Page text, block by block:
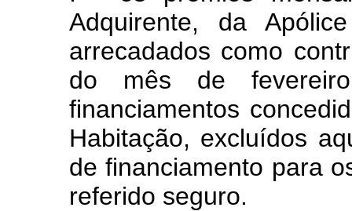
Adquirente, da
arrecadados como
do mês de
financiamentos
Habitação, excluídos
de financiamento para
referido seguro.